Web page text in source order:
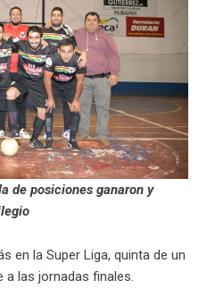
de posiciones ganaron y
en la Super Liga, quinta de un
las jornadas finales.